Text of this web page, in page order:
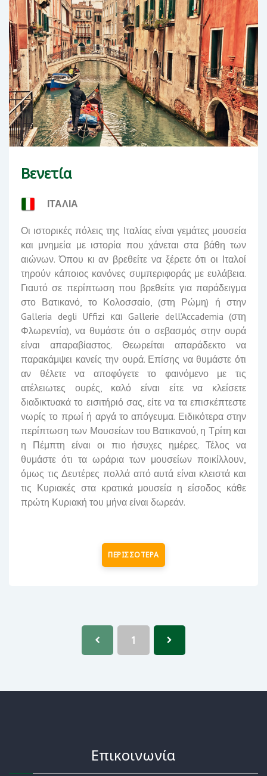
Βενετία
ΙΤΑΛΙΑ
Οι ιστορικές πόλεις της Ιταλίας είναι γεμάτες μουσεία
και μνημεία με ιστορία που χάνεται στα βάθη των
αιώνων. Όπου κι αν βρεθείτε να ξέρετε ότι οι Ιταλοί
τηρούν κάποιος κανόνες συμπεριφοράς με ευλάβεια.
Γιαυτό σε περίπτωση που βρεθείτε για παράδειγμα
στο Βατικανό, το Κολοσσαίο, (στη Ρώμη) ή στην
Galleria degli Uffizi και Gallerie dell’Accademia (στη
Φλωρεντία), να θυμάστε ότι ο σεβασμός στην ουρά
είναι απαραβίαστος. Θεωρείται απαράδεκτο να
παρακάμψει κανείς την ουρά. Επίσης να θυμάστε ότι
αν θέλετε να αποφύγετε το φαινόμενο με τις
ατέλειωτες ουρές, καλό είναι είτε να κλείσετε
διαδικτυακά το εισιτήριό σας, είτε να τα επισκέπτεστε
νωρίς το πρωί ή αργά το απόγευμα. Ειδικότερα στην
περίπτωση των Μουσείων του Βατικανού, η Τρίτη και
η Πέμπτη είναι οι πιο ήσυχες ημέρες. Τέλος να
θυμάστε ότι τα ωράρια των μουσείων ποικίλλουν,
όμως τις Δευτέρες πολλά από αυτά είναι κλειστά και
τις Κυριακές στα κρατικά μουσεία η είσοδος κάθε
πρώτη Κυριακή του μήνα είναι δωρεάν.
ΠΕΡΙΣΣΟΤΕΡΑ
1
Επικοινωνία